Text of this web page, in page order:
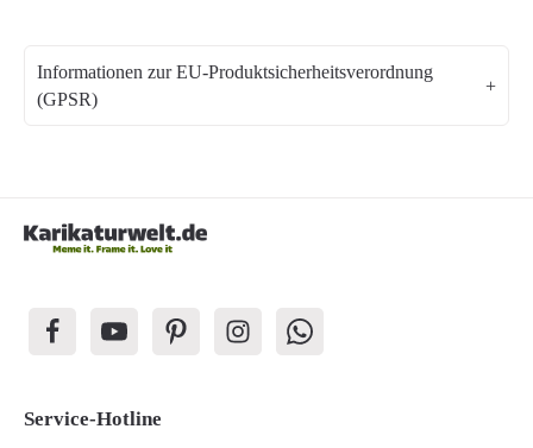
Informationen zur EU-Produktsicherheitsverordnung
(GPSR)
Service-Hotline